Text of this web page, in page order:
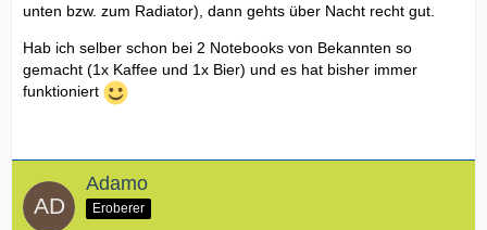
unten bzw. zum Radiator), dann gehts über Nacht recht gut.
Hab ich selber schon bei 2 Notebooks von Bekannten so
gemacht (1x Kaffee und 1x Bier) und es hat bisher immer
funktioniert
Adamo
Eroberer